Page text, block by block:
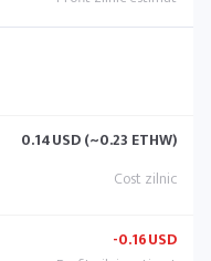
0.14USD (~0.23 ETHW)
-0.16USD